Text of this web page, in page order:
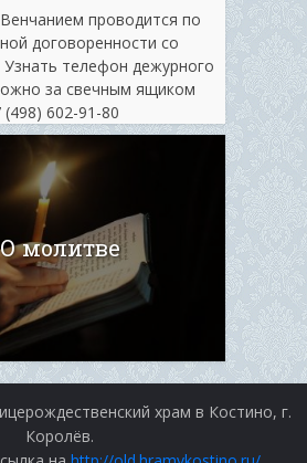
проводится по
договоренности со
телефон дежурного
за свечным ящиком
602-91-80
О молитве
храм в Костино, г.
Королёв.